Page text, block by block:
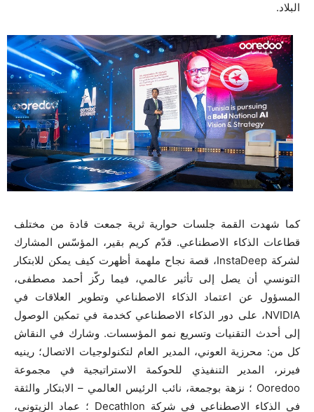
البلاد.
كما شهدت القمة جلسات حوارية ثرية جمعت قادة من مختلف
قطاعات الذكاء الاصطناعي. قدّم كريم بقير، المؤسّس المشارك
لشركة InstaDeep، قصة نجاح ملهمة أظهرت كيف يمكن للابتكار
التونسي أن يصل إلى تأثير عالمي، فيما ركّز أحمد مصطفى،
المسؤول عن اعتماد الذكاء الاصطناعي وتطوير العلاقات في
NVIDIA، على دور الذكاء الاصطناعي كخدمة في تمكين الوصول
إلى أحدث التقنيات وتسريع نمو المؤسسات. وشارك في النقاش
كل من: محرزية العوني، المدير العام لتكنولوجيات الاتصال؛ رينيه
فيرنر، المدير التنفيذي للحوكمة الاستراتيجية في مجموعة
Ooredoo ؛ نزهة بوجمعة، نائب الرئيس العالمي – الابتكار والثقة
في الذكاء الاصطناعي في شركة Decathlon ؛ عماد الزيتوني،